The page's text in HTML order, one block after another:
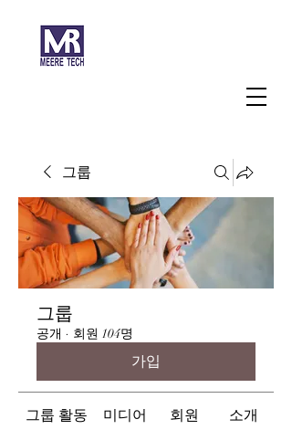
그룹
그룹
공개 · 회원 104명
가입
그룹 활동 미디어 회원 소개